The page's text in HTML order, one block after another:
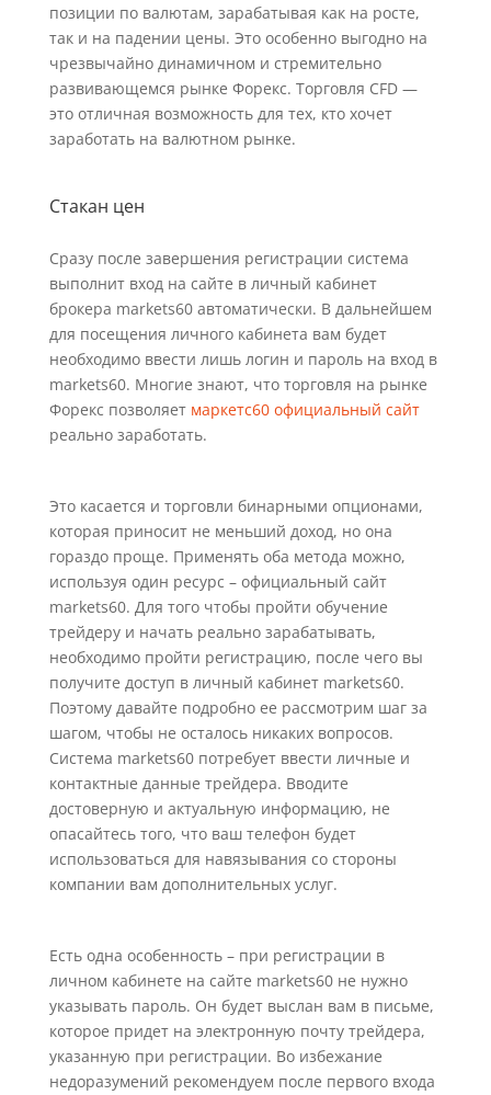
позиции по валютам, зарабатывая как на росте,
так и на падении цены. Это особенно выгодно на
чрезвычайно динамичном и стремительно
развивающемся рынке Форекс. Торговля CFD —
это отличная возможность для тех, кто хочет
заработать на валютном рынке.
Стакан цен
Сразу после завершения регистрации система
выполнит вход на сайте в личный кабинет
брокера markets60 автоматически. В дальнейшем
для посещения личного кабинета вам будет
необходимо ввести лишь логин и пароль на вход в
markets60. Многие знают, что торговля на рынке
Форекс позволяет маркетс60 официальный сайт
реально заработать.
Это касается и торговли бинарными опционами,
которая приносит не меньший доход, но она
гораздо проще. Применять оба метода можно,
используя один ресурс – официальный сайт
markets60. Для того чтобы пройти обучение
трейдеру и начать реально зарабатывать,
необходимо пройти регистрацию, после чего вы
получите доступ в личный кабинет markets60.
Поэтому давайте подробно ее рассмотрим шаг за
шагом, чтобы не осталось никаких вопросов.
Система markets60 потребует ввести личные и
контактные данные трейдера. Вводите
достоверную и актуальную информацию, не
опасайтесь того, что ваш телефон будет
использоваться для навязывания со стороны
компании вам дополнительных услуг.
Есть одна особенность – при регистрации в
личном кабинете на сайте markets60 не нужно
указывать пароль. Он будет выслан вам в письме,
которое придет на электронную почту трейдера,
указанную при регистрации. Во избежание
недоразумений рекомендуем после первого входа